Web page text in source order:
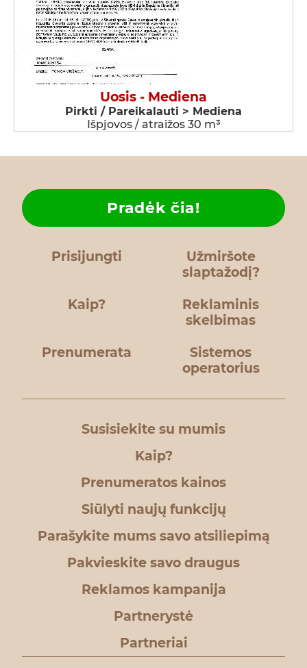
Uosis - Mediena
Pirkti / Pareikalauti > Mediena
Išpjovos / atraižos 30 m³
Prisijungti
Užmiršote
slaptažodį?
Kaip?
Pradėk čia!
Reklaminis
skelbimas
Prenumerata
Sistemos
operatorius
Susisiekite su mumis
Kaip?
Prenumeratos kainos
Siūlyti naujų funkcijų
Parašykite mums savo atsiliepimą
Pakvieskite savo draugus
Reklamos kampanija
Partnerystė
Partneriai